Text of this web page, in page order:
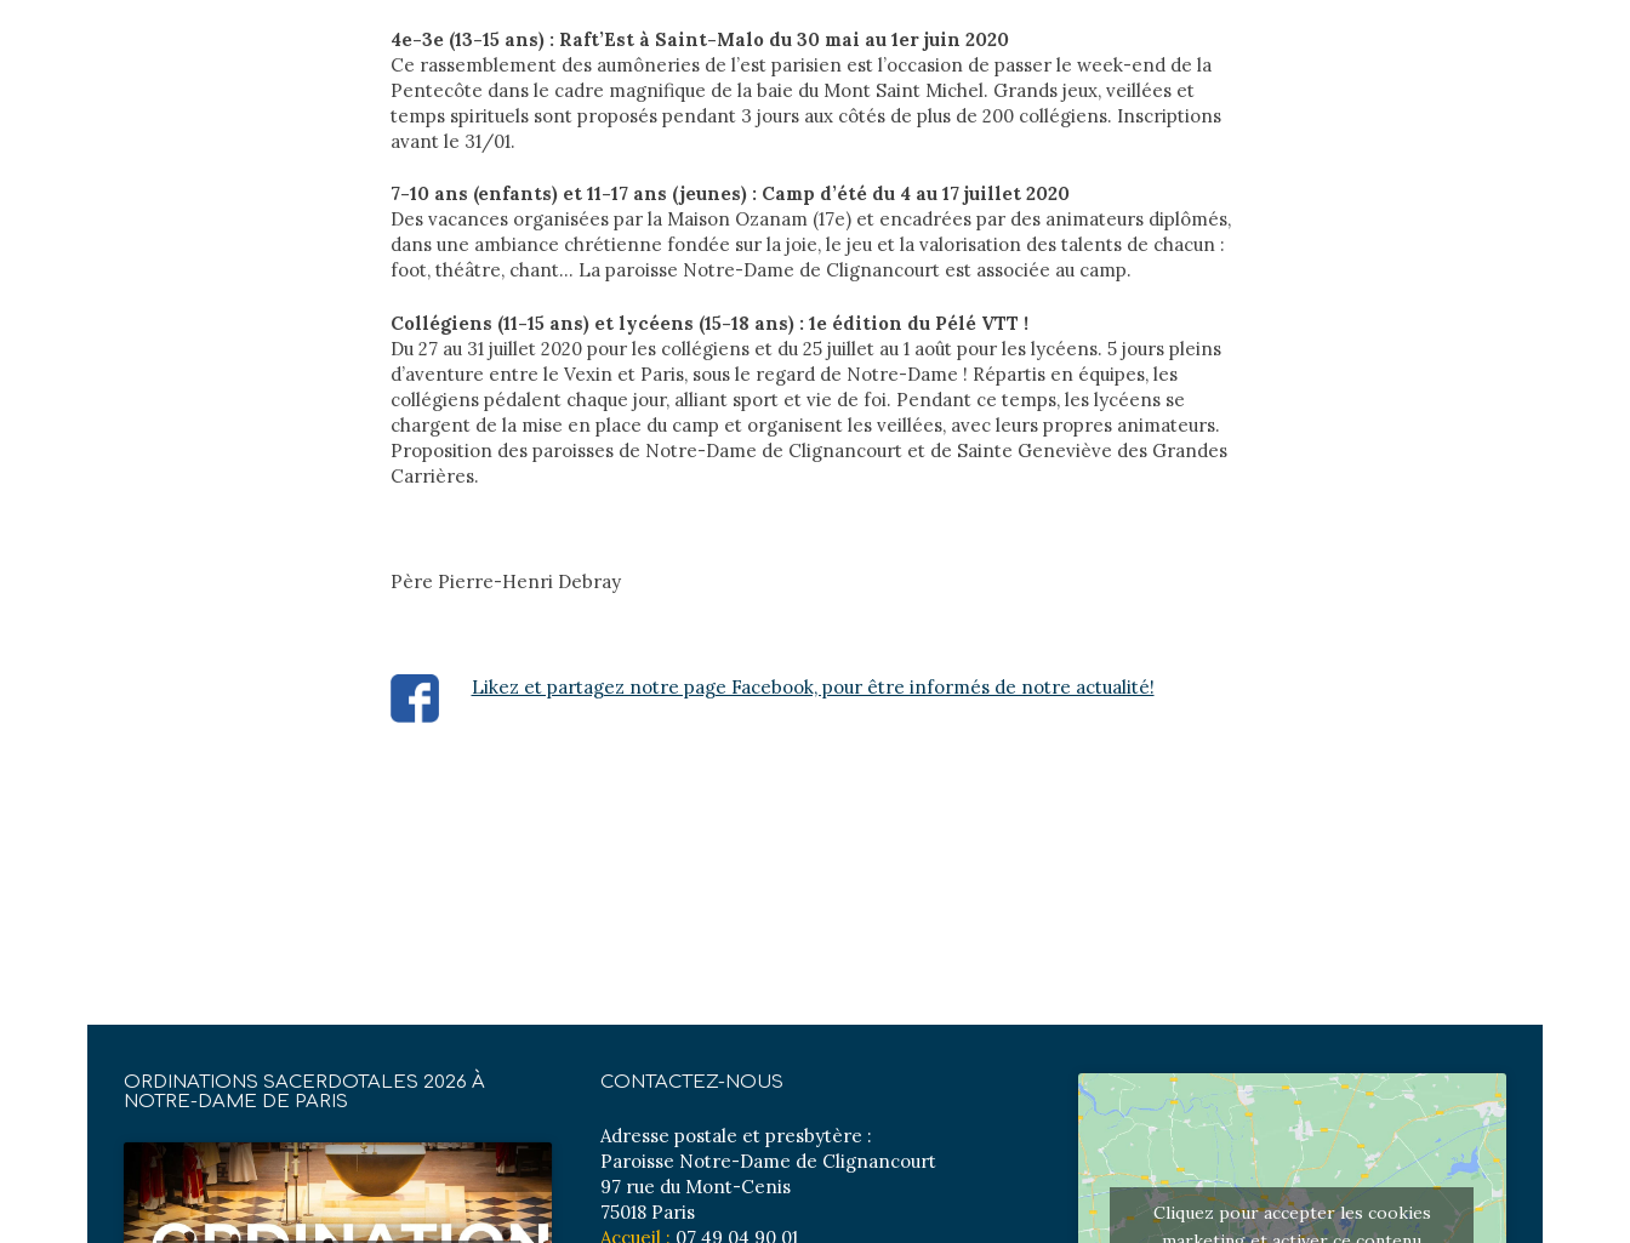
4e-3e (13-15 ans) : Raft’Est à Saint-Malo du 30 mai au 1er juin 2020
Ce rassemblement des aumôneries de l’est parisien est l’occasion de passer le week-end de la
Pentecôte dans le cadre magnifique de la baie du Mont Saint Michel. Grands jeux, veillées et
temps spirituels sont proposés pendant 3 jours aux côtés de plus de 200 collégiens. Inscriptions
avant le 31/01.
7-10 ans (enfants) et 11-17 ans (jeunes) : Camp d’été du 4 au 17 juillet 2020
Des vacances organisées par la Maison Ozanam (17e) et encadrées par des animateurs diplômés,
dans une ambiance chrétienne fondée sur la joie, le jeu et la valorisation des talents de chacun :
foot, théâtre, chant… La paroisse Notre-Dame de Clignancourt est associée au camp.
Collégiens (11-15 ans) et lycéens (15-18 ans) : 1e édition du Pélé VTT !
Du 27 au 31 juillet 2020 pour les collégiens et du 25 juillet au 1 août pour les lycéens. 5 jours pleins
d’aventure entre le Vexin et Paris, sous le regard de Notre-Dame ! Répartis en équipes, les
collégiens pédalent chaque jour, alliant sport et vie de foi. Pendant ce temps, les lycéens se
chargent de la mise en place du camp et organisent les veillées, avec leurs propres animateurs.
Proposition des paroisses de Notre-Dame de Clignancourt et de Sainte Geneviève des Grandes
Carrières.
Père Pierre-Henri Debray
Likez et partagez notre page Facebook, pour être informés de notre actualité!
ORDINATIONS SACERDOTALES 2026 À
NOTRE-DAME DE PARIS
CONTACTEZ-NOUS
Adresse postale et presbytère :
Paroisse Notre-Dame de Clignancourt
97 rue du Mont-Cenis
75018 Paris
Accueil : 07 49 04 90 01
Cliquez pour accepter les cookies